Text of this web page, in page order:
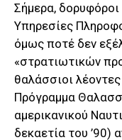
Σήμερα, δορυφόροι
Υπηρεσίες
όμως ποτέ δεν
«στρατιωτικών
θαλάσσιοι
Πρόγραμμα
αμερικανικού
δεκαετία του ’90)